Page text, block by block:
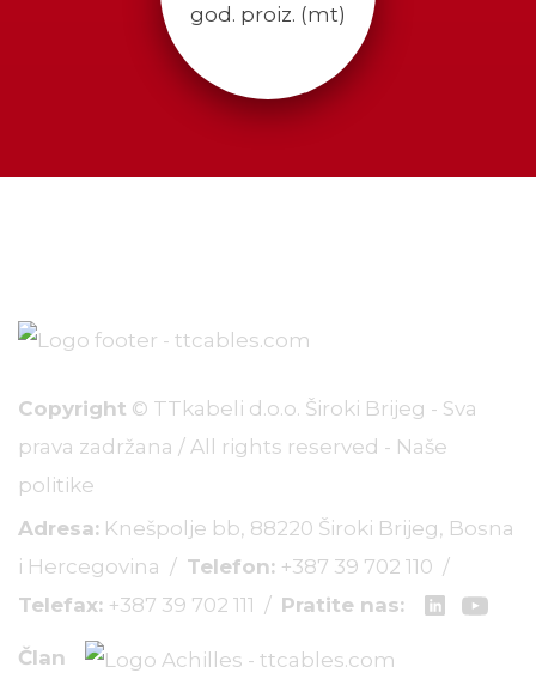
god. proiz. (mt)
Copyright © TTkabeli d.o.o. Široki Brijeg - Sva
prava zadržana / All rights reserved - Naše
politike
Adresa: Knešpolje bb, 88220 Široki Brijeg, Bosna
i Hercegovina / Telefon: +387 39 702 110 /
Telefax: +387 39 702 111 / Pratite nas:
Član